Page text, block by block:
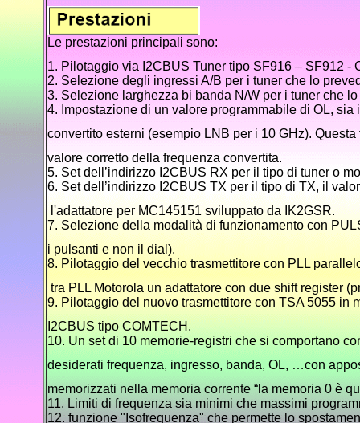
Le prestazioni principali sono:
1. Pilotaggio via I2CBUS Tuner tipo SF916 – SF912 -
2. Selezione degli ingressi A/B per i tuner che lo
3. Selezione larghezza bi banda N/W per i tuner che
4. Impostazione di un valore programmabile di OL,
convertito esterni (esempio LNB per i 10 GHz).
valore corretto della frequenza convertita.
5. Set dell’indirizzo I2CBUS RX per il tipo di tuner o
6. Set dell’indirizzo I2CBUS TX per il tipo di TX, il
l'adattatore per MC145151 sviluppato da IK2GSR.
7. Selezione della modalità di funzionamento con
i pulsanti e non il dial).
8. Pilotaggio del vecchio trasmettitore con PLL
tra PLL Motorola un adattatore con due shift register
9. Pilotaggio del nuovo trasmettitore con TSA 5055 in
I2CBUS tipo COMTECH.
10. Un set di 10 memorie-registri che si comportano
desiderati frequenza, ingresso, banda, OL, …con
memorizzati nella memoria corrente “la memoria 0 è
11. Limiti di frequenza sia minimi che massimi
12. funzione "Isofrequenza" che permette lo